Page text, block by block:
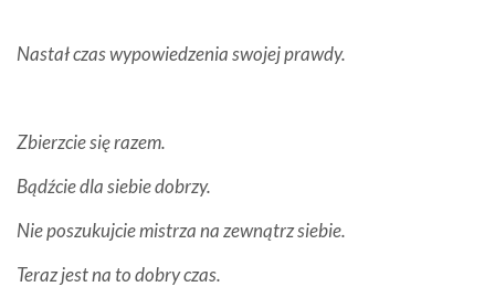
Nastał czas wypowiedzenia swojej prawdy.
Zbierzcie się razem.
Bądźcie dla siebie dobrzy.
Nie poszukujcie mistrza na zewnątrz siebie.
Teraz jest na to dobry czas.